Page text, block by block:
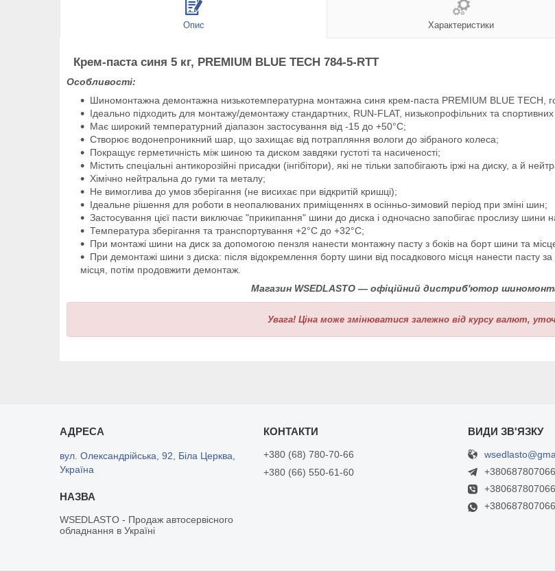
Опис Характеристики
Крем-паста синя 5 кг, PREMIUM BLUE TECH 784-5-RTT
Особливості:
Шиномонтажна демонтажна низькотемпературна монтажна синя крем-паста PREMIUM BLUE TECH,
Ідеально підходить для монтажу/демонтажу стандартних, RUN-FLAT, низькопрофільних та спортивних
Має широкий температурний діапазон застосування від -15 до +50°C;
Створює водонепроникний шар, що захищає від потрапляння вологи до зібраного колеса;
Покращує герметичність між шиною та диском завдяки густоті та насиченості;
Містить спеціальні антикорозійні присадки (інгібітори), які не тільки запобігають іржі на диску, а й
Хімічно нейтральна до гуми та металу;
Не вимоглива до умов зберігання (не висихає при відкритій кришці);
Ідеальне рішення для роботи в неопалюваних приміщеннях в осінньо-зимовий період при зміні шин;
Застосування цієї пасти виключає "прикипання" шини до диска і одночасно запобігає прослизу шини
Температура зберігання та транспортування +2°C до +32°C;
При монтажі шини на диск за допомогою пензля нанести монтажну пасту з боків на борт шини та
При демонтажі шини з диска: після відокремлення борту шини від посадкового місця нанести пасту
місця, потім продовжити демонтаж.
Магазин WSEDLASTO — офіційний дистриб'ютор
Увага! Ціна може змінюватися залежно від курсу валют,
вул. Олександрійська, 92, Біла Церква,
Україна
WSEDLASTO - Продаж автосервісного
обладнання в Україні
+380 (68) 780-70-66
+380 (66) 550-61-60
+380687807066
+380687807066
+380687807066